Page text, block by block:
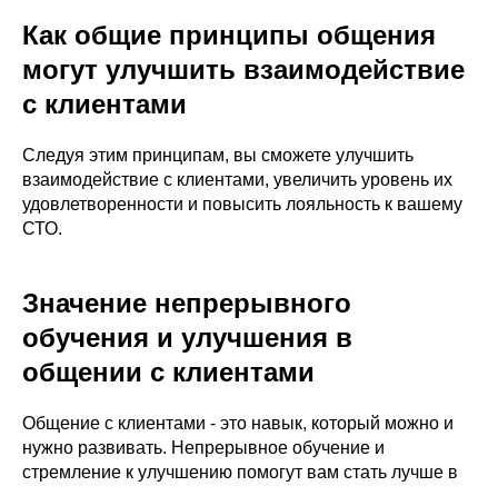
Как общие принципы общения
могут улучшить взаимодействие
с клиентами
Следуя этим принципам, вы сможете улучшить
взаимодействие с клиентами, увеличить уровень их
удовлетворенности и повысить лояльность к вашему
СТО.
Значение непрерывного
обучения и улучшения в
общении с клиентами
Общение с клиентами - это навык, который можно и
нужно развивать. Непрерывное обучение и
стремление к улучшению помогут вам стать лучше в